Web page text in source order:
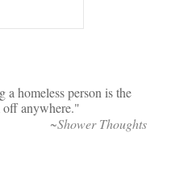
a homeless person is the
anywhere.
~Shower Thoughts